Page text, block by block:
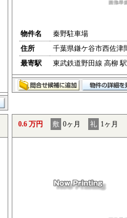
物件名
秦野駐車場
住所
千葉県鎌ケ谷市西佐津
最寄駅
東武鉄道野田線 高柳 駅
0.6 万円 敷 0ヶ月 礼 1ヶ月